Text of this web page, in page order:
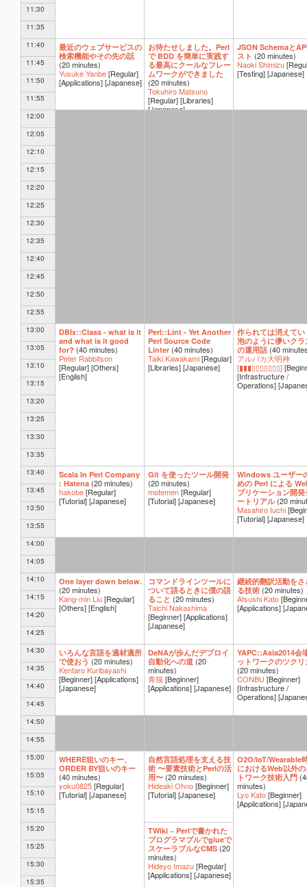
11:30
11:35
11:40
11:45
11:50
11:55
12:00
12:05
12:10
12:15
12:20
12:25
12:30
12:35
12:40
12:45
12:50
12:55
13:00
13:05
13:10
13:15
13:20
13:25
13:30
13:35
13:40
13:45
13:50
13:55
14:00
14:05
14:10
14:15
14:20
14:25
14:30
14:35
14:40
14:45
14:50
14:55
15:00
15:05
15:10
15:15
15:20
15:25
15:30
15:35
最近のウェブサービスの
検索機能やその先の話
(20 minutes)
Yusuke Yanbe[Regular]
[Applications][Japanese]
DBIx::Class - what is it
and what is it good
for? (40 minutes)
Peter Rabbitson
[Regular][Others]
[English]
Scala In Perl Company
: Hatena (20 minutes)
hakobe[Regular]
[Tutorial][Japanese]
One layer down below.
(20 minutes)
Kang-min Liu[Regular]
[Others][English]
いろんな言語を適材適所
で使おう (20 minutes)
Kentaro Kuribayashi
[Beginner][Applications]
[Japanese]
WHERE狙いのキー、
ORDER BY狙いのキー
(40 minutes)
yoku0825[Regular]
[Tutorial][Japanese]
お待たせしました。Perl
で BDD を簡単に実践す
る最高にクールなフレー
ムワークができました
(20 minutes)
Tokuhiro Matsuno
[Regular][Libraries]
[Japanese]
Perl::Lint - Yet Another
Perl Source Code
Linter (40 minutes)
Taiki Kawakami[Regular]
[Libraries][Japanese]
Git を使ったツール開発
(20 minutes)
motemen[Regular]
[Tutorial][Japanese]
コマンドラインツールに
ついて語るときに僕の語
ること (20 minutes)
Taichi Nakashima
[Beginner][Applications]
[Japanese]
DeNAが歩んだデプロイ
自動化への道 (20
minutes)
青猫[Beginner]
[Applications][Japanese]
自然言語処理を支える技
術 〜要素技術とPerlの活
用〜 (20 minutes)
Hideaki Ohno[Beginner]
[Tutorial][Japanese]
TWiki − Perlで書かれた
プログラマブルでglueで
スケーラブルなCMS (20
minutes)
Hideyo Imazu[Regular]
[Applications][Japanese]
JSON Schemaと
スト (20 minutes)
Naoki Shimizu
[Testing][Japanese]
作られては消えてい
泡のように儚いクラ
の運用話 (40
アルパカ大明神
[▮▮▮▯▯▯▯▯▯▯]
[Infrastructure /
Operations]
Windows ユーザー
めの Perl による
プリケーション開発
ートリアル(20
Masahiro Iuchi
[Tutorial][Japanese]
継続的翻訳活動をさ
る技術 (20 minutes)
Atsushi Kato
[Applications]
YAPC::Asia2014会
ットワークのツクリ
(20 minutes)
CONBU [Beginner]
[Infrastructure /
Operations]
O2O/IoT/Wearable
におけるWeb以外
トワーク技術入門 (
minutes)
Lyo Kato[Beginner]
[Applications]